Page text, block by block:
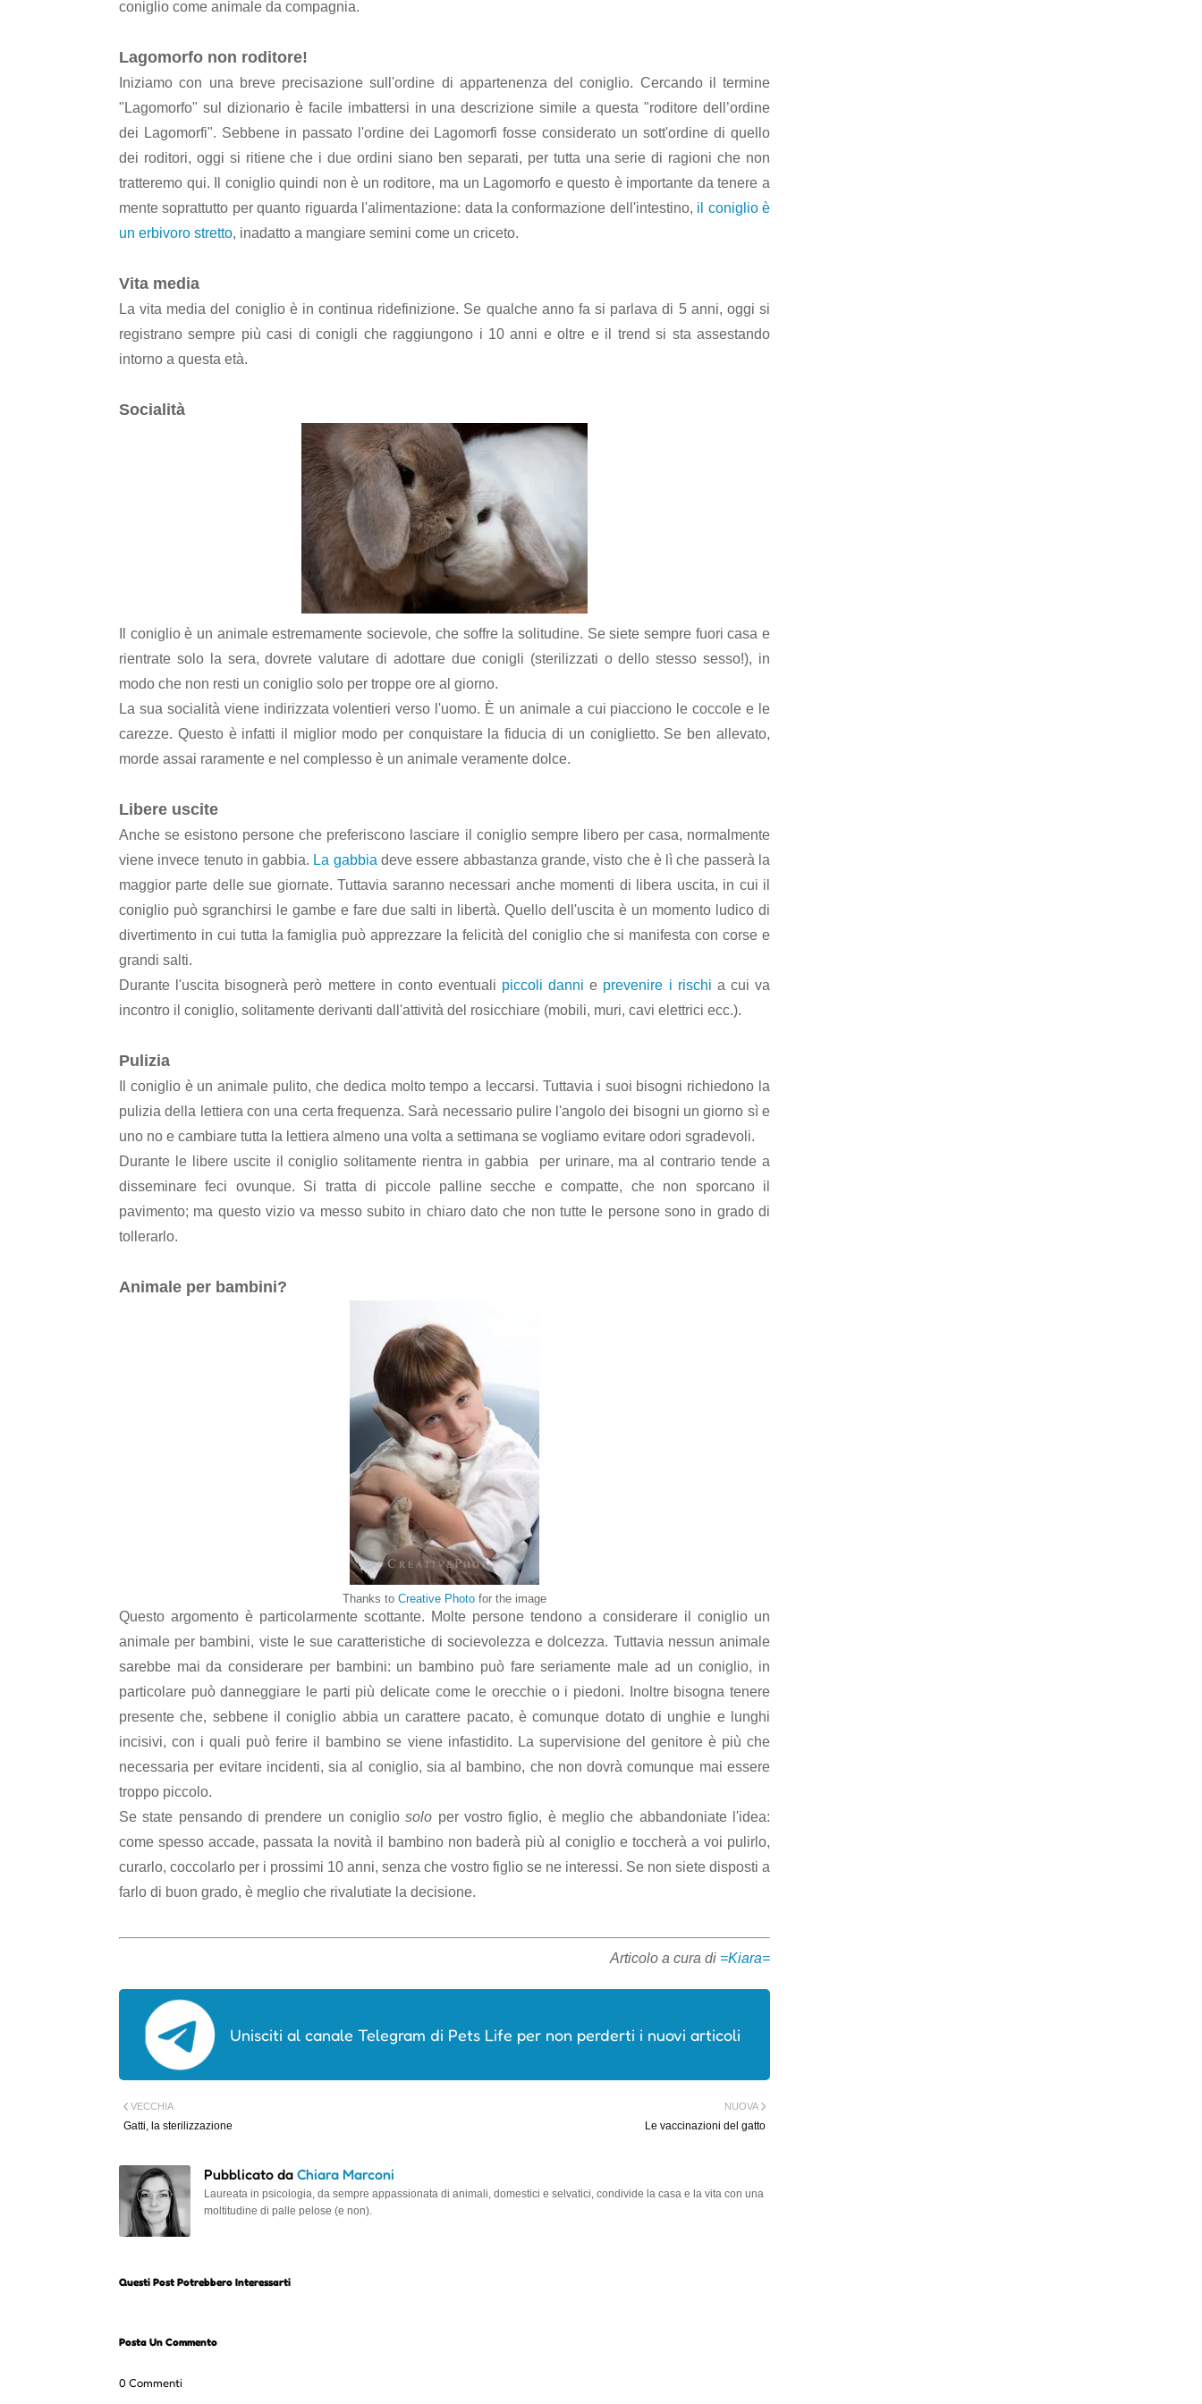
coniglio come animale da compagnia.
Lagomorfo non roditore!
Iniziamo con una breve precisazione sull'ordine di appartenenza del coniglio. Cercando il termine
"Lagomorfo" sul dizionario è facile imbattersi in una descrizione simile a questa "roditore dell’ordine
dei Lagomorfi". Sebbene in passato l'ordine dei Lagomorfi fosse considerato un sott'ordine di quello
dei roditori, oggi si ritiene che i due ordini siano ben separati, per tutta una serie di ragioni che non
tratteremo qui. Il coniglio quindi non è un roditore, ma un Lagomorfo e questo è importante da tenere a
mente soprattutto per quanto riguarda l'alimentazione: data la conformazione dell'intestino, il coniglio è
un erbivoro stretto, inadatto a mangiare semini come un criceto.
Vita media
La vita media del coniglio è in continua ridefinizione. Se qualche anno fa si parlava di 5 anni, oggi si
registrano sempre più casi di conigli che raggiungono i 10 anni e oltre e il trend si sta assestando
intorno a questa età.
Socialità
Il coniglio è un animale estremamente socievole, che soffre la solitudine. Se siete sempre fuori casa e
rientrate solo la sera, dovrete valutare di adottare due conigli (sterilizzati o dello stesso sesso!), in
modo che non resti un coniglio solo per troppe ore al giorno.
La sua socialità viene indirizzata volentieri verso l'uomo. È un animale a cui piacciono le coccole e le
carezze. Questo è infatti il miglior modo per conquistare la fiducia di un coniglietto. Se ben allevato,
morde assai raramente e nel complesso è un animale veramente dolce.
Libere uscite
Anche se esistono persone che preferiscono lasciare il coniglio sempre libero per casa, normalmente
viene invece tenuto in gabbia. La gabbia deve essere abbastanza grande, visto che è lì che passerà la
maggior parte delle sue giornate. Tuttavia saranno necessari anche momenti di libera uscita, in cui il
coniglio può sgranchirsi le gambe e fare due salti in libertà. Quello dell'uscita è un momento ludico di
divertimento in cui tutta la famiglia può apprezzare la felicità del coniglio che si manifesta con corse e
grandi salti.
Durante l'uscita bisognerà però mettere in conto eventuali piccoli danni e prevenire i rischi a cui va
incontro il coniglio, solitamente derivanti dall'attività del rosicchiare (mobili, muri, cavi elettrici ecc.).
Pulizia
Il coniglio è un animale pulito, che dedica molto tempo a leccarsi. Tuttavia i suoi bisogni richiedono la
pulizia della lettiera con una certa frequenza. Sarà necessario pulire l'angolo dei bisogni un giorno sì e
uno no e cambiare tutta la lettiera almeno una volta a settimana se vogliamo evitare odori sgradevoli.
Durante le libere uscite il coniglio solitamente rientra in gabbia per urinare, ma al contrario tende a
disseminare feci ovunque. Si tratta di piccole palline secche e compatte, che non sporcano il
pavimento; ma questo vizio va messo subito in chiaro dato che non tutte le persone sono in grado di
tollerarlo.
Animale per bambini?
Thanks to Creative Photo for the image
Questo argomento è particolarmente scottante. Molte persone tendono a considerare il coniglio un
animale per bambini, viste le sue caratteristiche di socievolezza e dolcezza. Tuttavia nessun animale
sarebbe mai da considerare per bambini: un bambino può fare seriamente male ad un coniglio, in
particolare può danneggiare le parti più delicate come le orecchie o i piedoni. Inoltre bisogna tenere
presente che, sebbene il coniglio abbia un carattere pacato, è comunque dotato di unghie e lunghi
incisivi, con i quali può ferire il bambino se viene infastidito. La supervisione del genitore è più che
necessaria per evitare incidenti, sia al coniglio, sia al bambino, che non dovrà comunque mai essere
troppo piccolo.
Se state pensando di prendere un conigliosolo per vostro figlio, è meglio che abbandoniate l'idea:
come spesso accade, passata la novità il bambino non baderà più al coniglio e toccherà a voi pulirlo,
curarlo, coccolarlo per i prossimi 10 anni, senza che vostro figlio se ne interessi. Se non siete disposti a
farlo di buon grado, è meglio che rivalutiate la decisione.
Articolo a cura di =Kiara=
Unisciti al canale Telegram di Pets Life per non perderti i nuovi articoli
NUOVA
Le vaccinazioni del gatto
VECCHIA
Gatti, la sterilizzazione
Pubblicato da Chiara Marconi
Laureata in psicologia, da sempre appassionata di animali, domestici e selvatici, condivide la casa e la vita con una
moltitudine di palle pelose (e non).
Questi Post Potrebbero Interessarti
Posta Un Commento
0 Commenti